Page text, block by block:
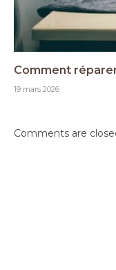
Comment
19 mars 2026
Comments are